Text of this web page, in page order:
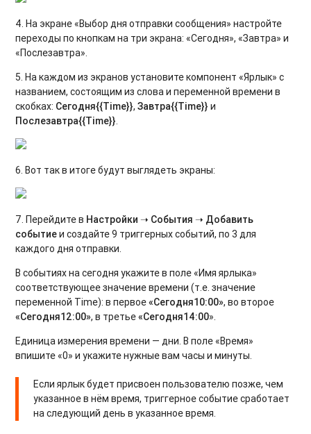
4. На экране «Выбор дня отправки сообщения» настройте
переходы по кнопкам на три экрана: «Сегодня», «Завтра» и
«Послезавтра».
5. На каждом из экранов установите компонент «Ярлык» с
названием, состоящим из слова и переменной времени в
скобках: Сегодня{{Time}},Завтра{{Time}} и
Послезавтра{{Time}}
6. Вот так в итоге будут выглядеть экраны:
7. Перейдите в Настройки ➝ События ➝ Добавить
событиеи создайте 9 триггерных событий, по 3 для
каждого дня отправки.
В событиях на сегодня укажите в поле «Имя ярлыка»
соответствующее значение времени (т.е. значение
переменной Time): в первое«Сегодня10:00», во второе
«Сегодня12:00», в третье«Сегодня14:00».
Единица измерения времени — дни. В поле «Время»
впишите «0» и укажите нужные вам часы и минуты.
Если ярлык будет присвоен пользователю позже, чем
указанное в нём время, триггерное событие сработает
на следующий день в указанное время.